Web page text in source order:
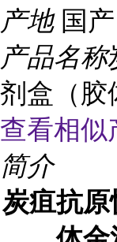
产地 国产
产品名称
剂盒（胶
查看相
简介
炭疽抗